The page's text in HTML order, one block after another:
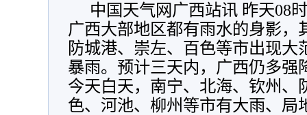
中国天气网广西站讯 昨天08
广西大部地区都有雨水的身影，
防城港、崇左、百色等市出现大
暴雨。预计三天内，广西仍多强
今天白天，南宁、北海、钦州、
色、河池、柳州等市有大雨、局